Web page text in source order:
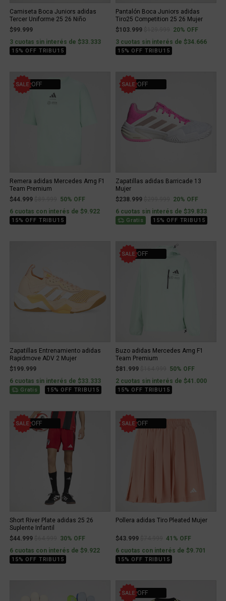
Camiseta Boca Juniors adidas
Tercer Uniforme 25 26 Niño
$99.999
3 cuotas sin interés de $33.333
15% OFF TRIBU15
Pantalón Boca Juniors adidas
Tiro25 Competition 25 26 Mujer
$103.999
Price reduced from
to20% OFF
3 cuotas sin interés de $34.666
15% OFF TRIBU15
50% OFF
Remera adidas Mercedes Amg F1
Team Premium
$44.999
Price reduced from
to50% OFF
6 cuotas con interés de $9.922
15% OFF TRIBU15
20% OFF
Zapatillas adidas Barricade 13
Mujer
$238.999
Price reduced from
to20% OFF
6 cuotas sin interés de $39.833
Gratis 15% OFF TRIBU15
Zapatillas Entrenamiento adidas
Rapidmove ADV 2 Mujer
$199.999
6 cuotas sin interés de $33.333
Gratis 15% OFF TRIBU15
50% OFF
Buzo adidas Mercedes Amg F1
Team Premium
$81.999
Price reduced from
to50% OFF
2 cuotas sin interés de $41.000
15% OFF TRIBU15
30% OFF
Short River Plate adidas 25 26
Suplente Infantil
$44.999
Price reduced from
to30% OFF
6 cuotas con interés de $9.922
15% OFF TRIBU15
41% OFF
Pollera adidas Tiro Pleated Mujer
$43.999 Price reduced from
to41% OFF
6 cuotas con interés de $9.701
15% OFF TRIBU15
20% OFF